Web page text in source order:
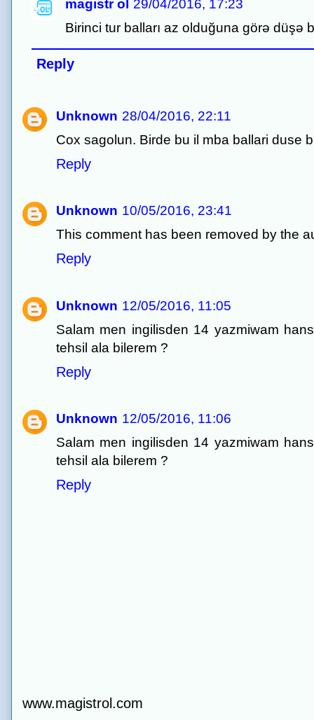
magistr ol
29/04/2016, 17:23
Birinci tur balları az olduğuna görə düşə
Reply
Unknown 28/04/2016, 22:11
Cox sagolun. Birde bu il mba ballari duse
Reply
Unknown 10/05/2016, 23:41
This comment has been removed by the
Reply
Unknown 12/05/2016, 11:05
Salam men ingilisden 14 yazmiwam
tehsil ala bilerem ?
Reply
Unknown 12/05/2016, 11:06
Salam men ingilisden 14 yazmiwam
tehsil ala bilerem ?
Reply
www.magistrol.com